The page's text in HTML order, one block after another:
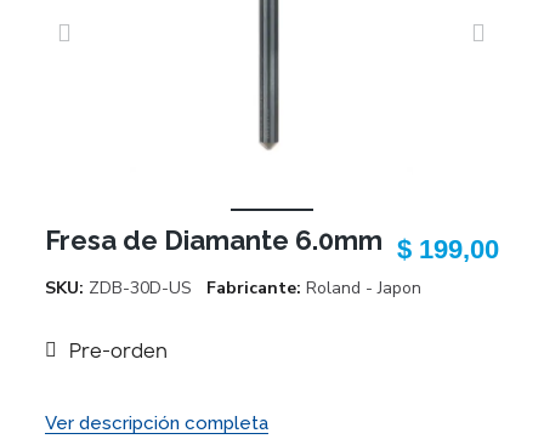
Fresa de Diamante 6.0mm
SKU ZDB-30D-US Fabricante Roland - Japon
$ 199,00
Pre-orden
Ver descripción completa